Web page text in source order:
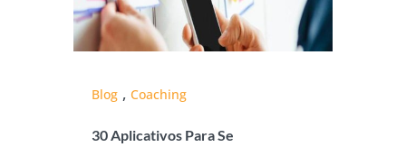
Blog , Coaching
30 Aplicativos Para Se